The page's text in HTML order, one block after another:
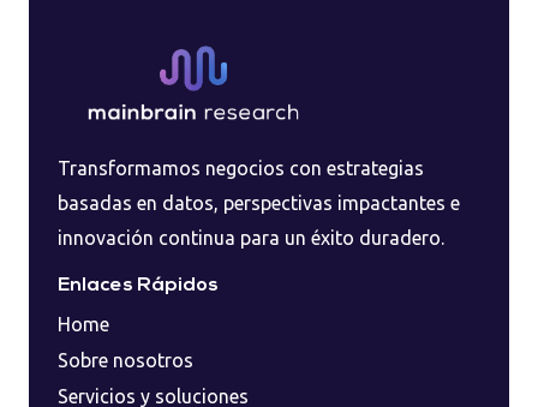
Transformamos negocios con estrategias
basadas en datos, perspectivas impactantes e
innovación continua para un éxito duradero.
Enlaces Rápidos
Home
Sobre nosotros
Servicios y soluciones